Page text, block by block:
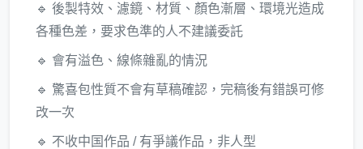
🔹 後製特效、濾鏡、材質、顏色漸層、環境光造成
各種色差，要求色準的人不建議委託
🔹 會有溢色、線條雜亂的情況
🔹 驚喜包性質不會有草稿確認，完稿後有錯誤可修
改一次
🔹 不收中国作品 / 有爭議作品，非人型